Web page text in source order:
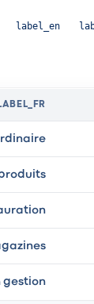
label_en
gestion